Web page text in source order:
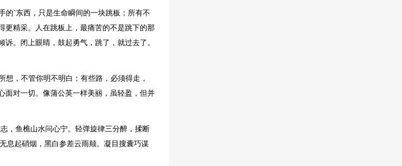
的`东西，只是生命瞬间的一块跳板；所有不
更精采。人在跳板上，最痛苦的不是跳下的那
。闭上眼睛，鼓起勇气，跳了，就过去了。
，不管你明不明白；有些路，必须得走，
面对一切。像蒲公英一样美丽，虽轻盈，但并
，鱼樵山水问心宁。轻弹旋律三分醉，揉断
息起硝烟，黑白参差云雨颠。凝目搜囊巧谋